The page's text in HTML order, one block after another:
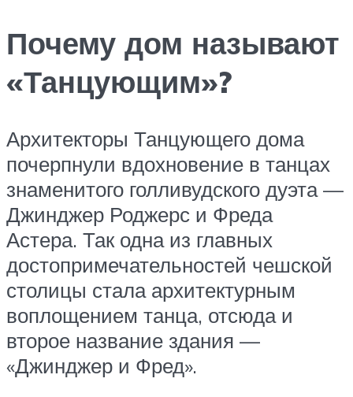
Почему дом называют
«Танцующим»?
Архитекторы Танцующего дома
почерпнули вдохновение в танцах
знаменитого голливудского дуэта —
Джинджер Роджерс и Фреда
Астера. Так одна из главных
достопримечательностей чешской
столицы стала архитектурным
воплощением танца, отсюда и
второе название здания —
«Джинджер и Фред».